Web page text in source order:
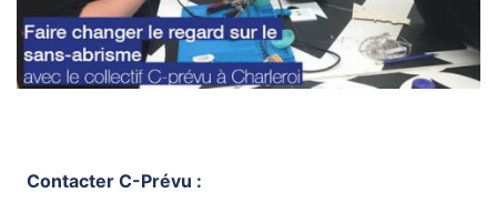
Contacter C-Prévu :